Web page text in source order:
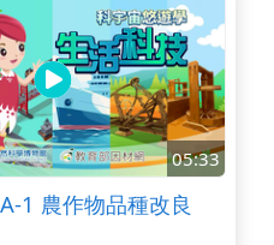
05:33
1 農作物品種改良